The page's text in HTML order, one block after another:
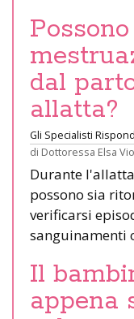
dal
allatta?
Gli Specialisti
di Dottoressa Elsa
Durante
possono sia
verificarsi
sanguinamenti
Il
appena